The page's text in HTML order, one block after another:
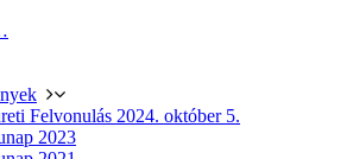
Felvonulás 2024. október 5.
2023